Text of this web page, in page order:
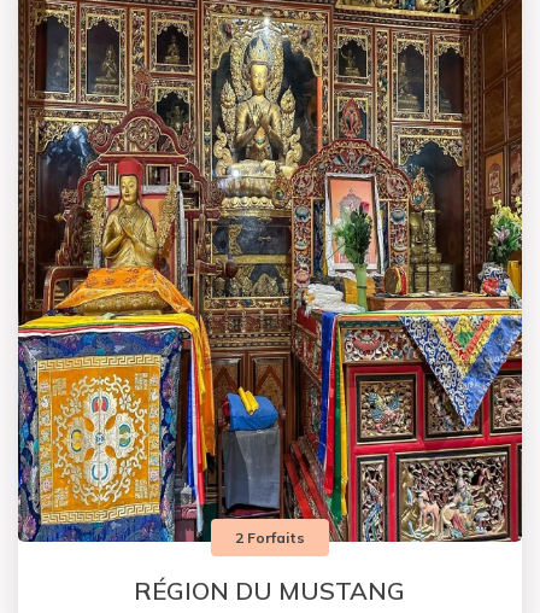
2 Forfaits
RÉGION DU MUSTANG